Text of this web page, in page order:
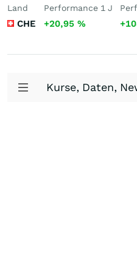
Land
CHE
Performance 1 J
+20,95 %
Kurse, Daten,